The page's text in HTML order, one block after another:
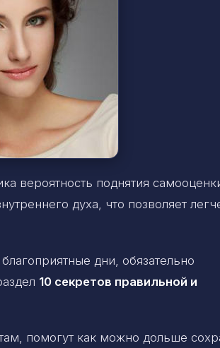
вероятность поднятия
духа, что позволяет
дни, обязательно
10 секретов правильной и
помогут как можно дольше